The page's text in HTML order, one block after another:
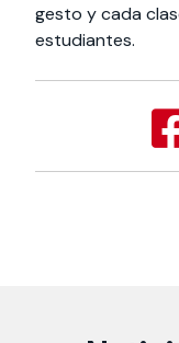
gesto y cada
estudiantes.